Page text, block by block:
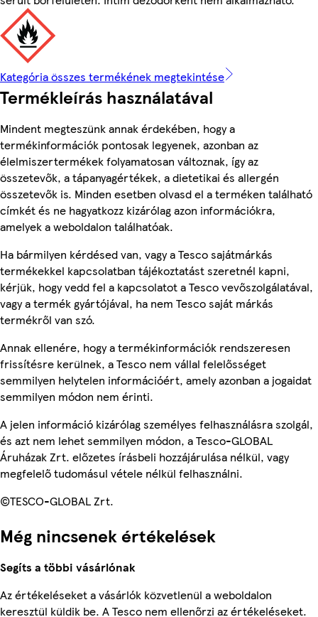
Kategória összes termékének megtekintése
Termékleírás használatával
Mindent megteszünk annak érdekében, hogy a
termékinformációk pontosak legyenek, azonban az
élelmiszertermékek folyamatosan változnak, így az
összetevők, a tápanyagértékek, a dietetikai és allergén
összetevők is. Minden esetben olvasd el a terméken található
címkét és ne hagyatkozz kizárólag azon információkra,
amelyek a weboldalon találhatóak.
Ha bármilyen kérdésed van, vagy a Tesco sajátmárkás
termékekkel kapcsolatban tájékoztatást szeretnél kapni,
kérjük, hogy vedd fel a kapcsolatot a Tesco vevőszolgálatával,
vagy a termék gyártójával, ha nem Tesco saját márkás
termékről van szó.
Annak ellenére, hogy a termékinformációk rendszeresen
frissítésre kerülnek, a Tesco nem vállal felelősséget
semmilyen helytelen információért, amely azonban a jogaidat
semmilyen módon nem érinti.
A jelen információ kizárólag személyes felhasználásra szolgál,
és azt nem lehet semmilyen módon, a Tesco-GLOBAL
Áruházak Zrt. előzetes írásbeli hozzájárulása nélkül, vagy
megfelelő tudomásul vétele nélkül felhasználni.
©TESCO-GLOBAL Zrt.
Még nincsenek értékelések
Segíts a többi vásárlónak
Az értékeléseket a vásárlók közvetlenül a weboldalon
keresztül küldik be. A Tesco nem ellenőrzi az értékeléseket.